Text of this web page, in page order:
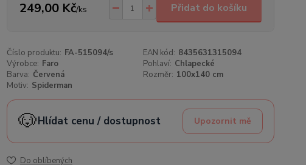
249,00 Kč/ks Přidat do košíku
Číslo produktu: FA-515094/s EAN kód: 8435631315094
Výrobce: Faro Pohlaví: Chlapecké
Barva: Červená Rozměr: 100x140 cm
Motiv: Spiderman
🐶Hlídat cenu / dostupnost Upozornit mě
Do oblíbených